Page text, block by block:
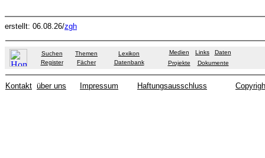
erstellt: 06.08.26/zgh
Suchen Themen
Lexikon
Register
Fächer Datenbank
Medien Links
Daten
Projekte
Dokumente
Kontakt über uns Impressum Haftungsausschluss